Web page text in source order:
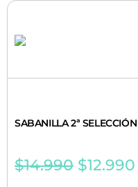
SABANILLA 2ª
$14.990 $12.990